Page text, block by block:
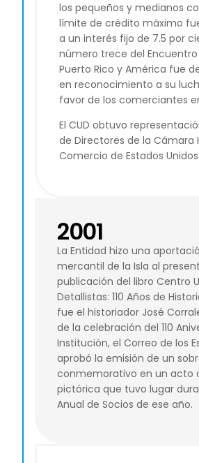
los pequeños y medianos
límite de crédito máximo
a un interés fijo de 7.5 por
número trece del Encuentro
Puerto Rico y América fue
en reconocimiento a su
favor de los comerciantes
El CUD obtuvo
de Directores de la Cámara
Comercio de Estados Unidos.
2001
La Entidad hizo una
mercantil de la Isla al
publicación del libro Centro
Detallistas: 110 Años de
fue el historiador José
de la celebración del 110
Institución, el Correo de los
aprobó la emisión de un
conmemorativo en un acto
pictórica que tuvo lugar
Anual de Socios de ese año.